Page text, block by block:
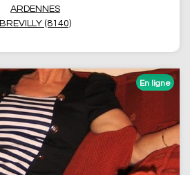
ARDENNES
BREVILLY (8140)